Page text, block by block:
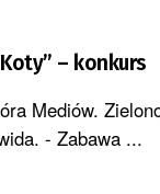
– konkurs
Mediów.
- Zabawa ...